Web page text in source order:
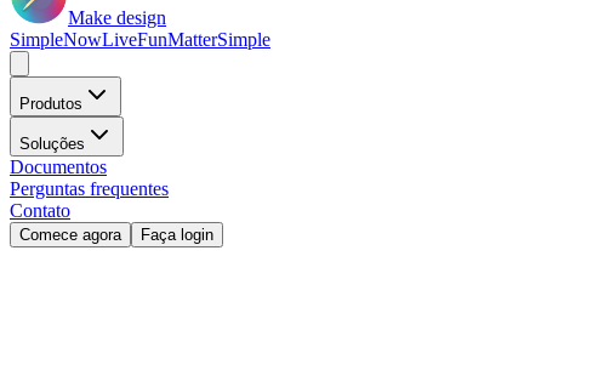
Make design
SimpleNowLiveFunMatterSimple
Produtos
Soluções
Documentos
Perguntas frequentes
Contato
Comece agora Faça login